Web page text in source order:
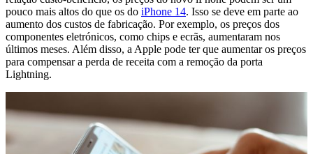
pouco mais altos do que os do iPhone 14. Isso se deve em parte ao
aumento dos custos de fabricação. Por exemplo, os preços dos
componentes eletrónicos, como chips e ecrãs, aumentaram nos
últimos meses. Além disso, a Apple pode ter que aumentar os preços
para compensar a perda de receita com a remoção da porta
Lightning.